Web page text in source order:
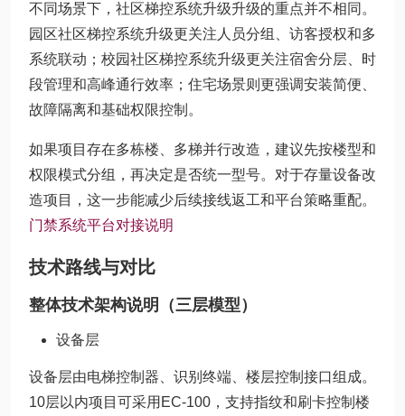
不同场景下，社区梯控系统升级升级的重点并不相同。
园区社区梯控系统升级更关注人员分组、访客授权和多
系统联动；校园社区梯控系统升级更关注宿舍分层、时
段管理和高峰通行效率；住宅场景则更强调安装简便、
故障隔离和基础权限控制。
如果项目存在多栋楼、多梯并行改造，建议先按楼型和
权限模式分组，再决定是否统一型号。对于存量设备改
造项目，这一步能减少后续接线返工和平台策略重配。
门禁系统平台对接说明
技术路线与对比
整体技术架构说明（三层模型）
设备层
设备层由电梯控制器、识别终端、楼层控制接口组成。
10层以内项目可采用EC-100，支持指纹和刷卡控制楼